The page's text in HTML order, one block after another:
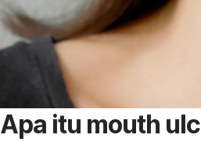
Apa itu mouth